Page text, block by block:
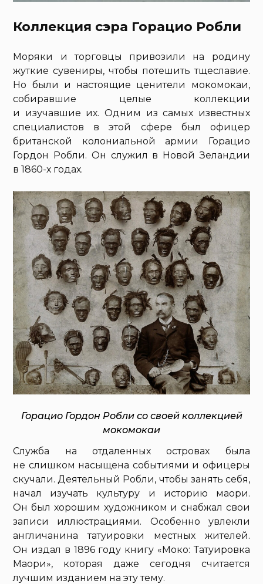
Коллекция сэра Горацио Робли
Моряки и торговцы привозили на родину
жуткие сувениры, чтобы потешить тщеславие.
Но были и настоящие ценители мокомокаи,
собиравшие целые коллекции
и изучавшие их. Одним из самых известных
специалистов в этой сфере был офицер
британской колониальной армии Горацио
Гордон Робли. Он служил в Новой Зеландии
в 1860-х годах.
Горацио Гордон Робли со своей коллекцией
мокомокаи
Служба на отдаленных островах была
не слишком насыщена событиями и офицеры
скучали. Деятельный Робли, чтобы занять себя,
начал изучать культуру и историю маори.
Он был хорошим художником и снабжал свои
записи иллюстрациями. Особенно увлекли
англичанина татуировки местных жителей.
Он издал в 1896 году книгу «Моко: Татуировка
Маори», которая даже сегодня считается
лучшим изданием на эту тему.